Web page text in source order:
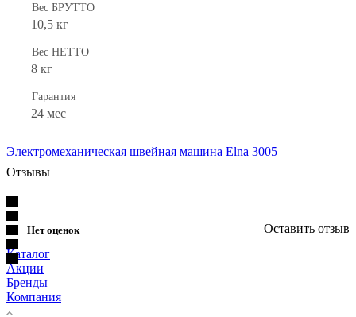
Вес БРУТТО
10,5 кг
Вес НЕТТО
8 кг
Гарантия
24 мес
Электромеханическая швейная машина Elna 3005
Отзывы
Нет оценок
Оставить отзыв
Каталог
Акции
Бренды
Компания